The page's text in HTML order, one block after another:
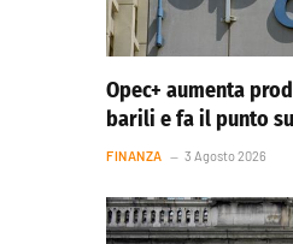
Opec+ aumenta
barili e fa il punto
FINANZA 3 Agosto 2026